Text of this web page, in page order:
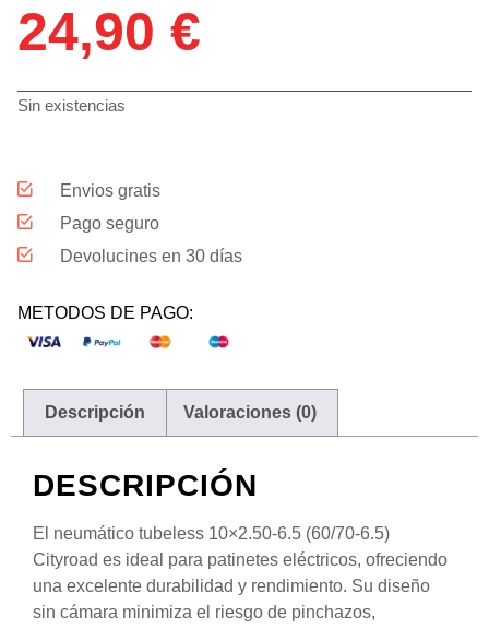
24,90 €
Sin existencias
Envios gratis
Pago seguro
Devolucines en 30 días
METODOS DE PAGO:
Descripción Valoraciones (0)
DESCRIPCIÓN
El neumático tubeless 10×2.50-6.5 (60/70-6.5)
Cityroad es ideal para patinetes eléctricos, ofreciendo
una excelente durabilidad y rendimiento. Su diseño
sin cámara minimiza el riesgo de pinchazos,